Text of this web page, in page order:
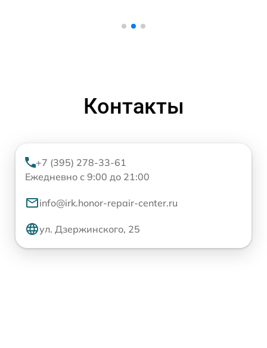
Контакты
+7 (395) 278-33-61
Ежедневно с 9:00 до 21:00
info@irk.honor-repair-center.ru
ул. Дзержинского, 25